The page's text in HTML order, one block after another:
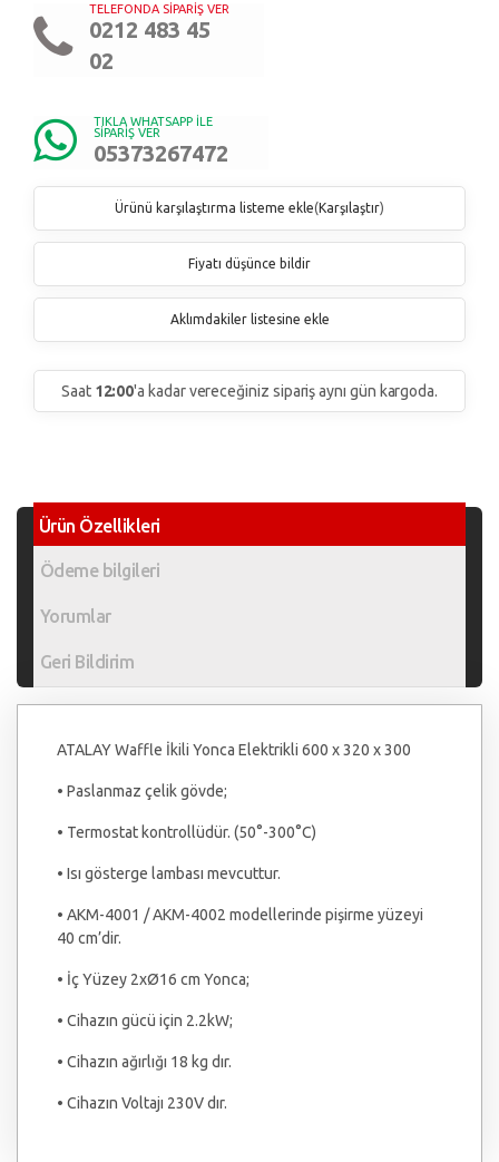
TELEFONDA SİPARİŞ VER
0212 483 45
02
TIKLA WHATSAPP İLE
SİPARİŞ VER
05373267472
Ürünü karşılaştırma listeme ekle( Karşılaştır)
Fiyatı düşünce bildir
Aklımdakiler listesine ekle
Saat 12:00'a kadar vereceğiniz sipariş aynı gün kargoda.
Ürün Özellikleri
Ödeme bilgileri
Yorumlar
Geri Bildirim
ATALAY Waffle İkili Yonca Elektrikli 600 x 320 x 300
• Paslanmaz çelik gövde;
• Termostat kontrollüdür. (50°-300°C)
• Isı gösterge lambası mevcuttur.
• AKM-4001 / AKM-4002 modellerinde pişirme yüzeyi
40 cm’dir.
• İç Yüzey 2xØ16 cm Yonca;
• Cihazın gücü için 2.2kW;
• Cihazın ağırlığı 18 kg dır.
• Cihazın Voltajı 230V dır.